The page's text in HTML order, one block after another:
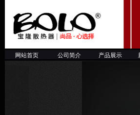
网站首页 公司简介 产品展示